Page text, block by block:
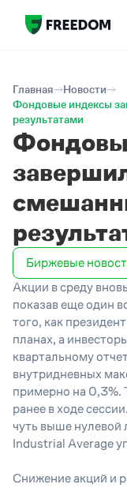
Главная
Новости
Фондовые индексы
результатами
Биржевые
Акции в среду
показав еще один
того, как
планах, а
квартальному
внутридневных
примерно на 0,3%.
ранее в ходе
чуть выше нулевой
Industrial Average
Снижение акций и